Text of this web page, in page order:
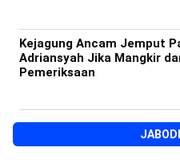
Kejagung Ancam Jemput
Adriansyah Jika Mangkir
Pemeriksaan